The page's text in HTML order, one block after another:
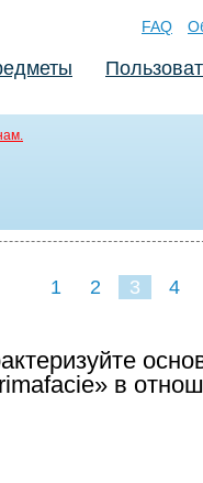
FAQ
1 2 3 4
в